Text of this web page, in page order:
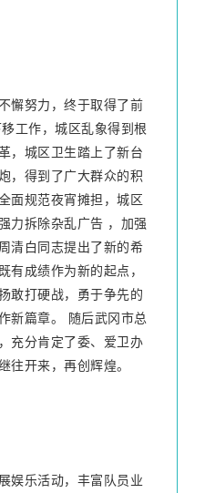
懈努力，终于取得了前
工作，城区乱象得到根
，城区卫生踏上了新台
，得到了广大群众的积
面规范夜宵摊担，城区
力拆除杂乱广告 ，加强
清白同志提出了新的希
有成绩作为新的起点，
敢打硬战，勇于争先的
新篇章。 随后武冈市总
充分肯定了委、爱卫办
往开来，再创辉煌。
娱乐活动，丰富队员业